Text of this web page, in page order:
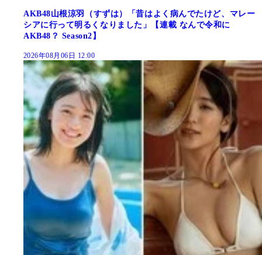
AKB48山根涼羽（すずは）「昔はよく病んでたけど、マレー
シアに行って明るくなりました」【連載 なんで令和に
AKB48？ Season2】
2026年08月06日 12:00